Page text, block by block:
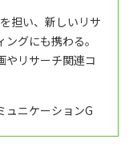
担い、新しいリサ
グにも携わる。
やリサーチ関連コ
ニケーションG